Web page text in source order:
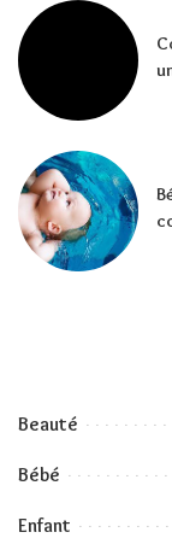
Beauté
Bébé
Enfant